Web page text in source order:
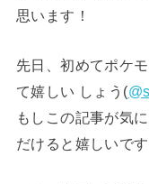
思います！
先日、初めてポケ
て嬉しい しょう(
もしこの記事が気
だけると嬉しいで